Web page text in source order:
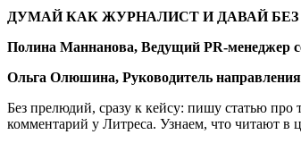
ДУМАЙ КАК ЖУРНАЛИСТ И ДАВАЙ
Полина Маннанова, Ведущий PR-менеджер
Ольга Олюшина, Руководитель
Без прелюдий, сразу к кейсу: пишу статью
комментарий у Литреса. Узнаем, что читают в